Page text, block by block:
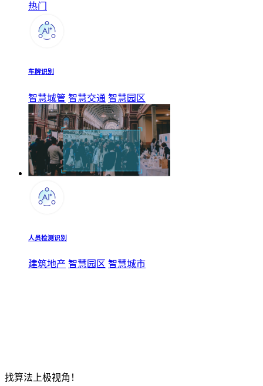
热门
车牌识别
智慧城管 智慧交通 智慧园区
人员检测识别
建筑地产 智慧园区 智慧城市
找算法上极视角！